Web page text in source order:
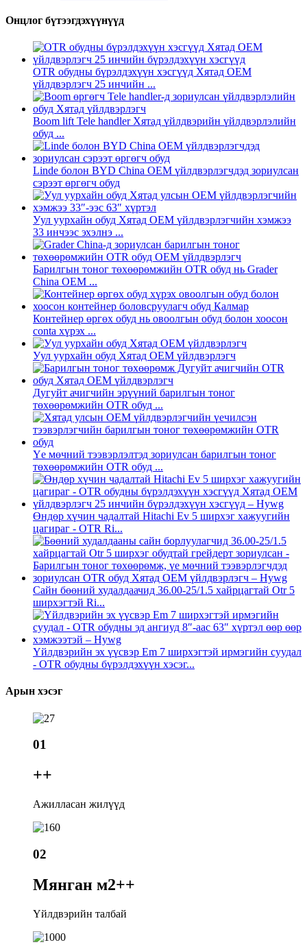
Онцлог бүтээгдэхүүнүүд
OTR обудны бүрэлдэхүүн хэсгүүд Хятад OEM
үйлдвэрлэгч 25 инчийн ...
Boom lift Tele handler Хятад үйлдвэрийн үйлдвэрлэлийн
обуд ...
Linde болон BYD China OEM үйлдвэрлэгчдэд зориулсан
сэрээт өргөгч обуд
Уул уурхайн обуд Хятад OEM үйлдвэрлэгчийн хэмжээ
33 инчээс эхэлнэ ...
Барилгын тоног төхөөрөмжийн OTR обуд нь Grader
China OEM ...
Контейнер өргөх обуд нь овоолгын обуд болон хоосон
conta хүрэх ...
Уул уурхайн обуд Хятад OEM үйлдвэрлэгч
Дугуйт ачигчийн эрүүний барилгын тоног
төхөөрөмжийн OTR обуд ...
Үе мөчний тээвэрлэлтэд зориулсан барилгын тоног
төхөөрөмжийн OTR обуд ...
Өндөр хүчин чадалтай Hitachi Ev 5 ширхэг хажуугийн
цагираг - OTR Ri...
Сайн бөөний худалдаачид 36.00-25/1.5 хайрцагтай Otr 5
ширхэгтэй Ri...
Үйлдвэрийн эх үүсвэр Em 7 ширхэгтэй ирмэгийн суудал
- OTR обудны бүрэлдэхүүн хэсэг...
Арын хэсэг
01
++
Ажилласан жилүүд
02
Мянган м2++
Үйлдвэрийн талбай